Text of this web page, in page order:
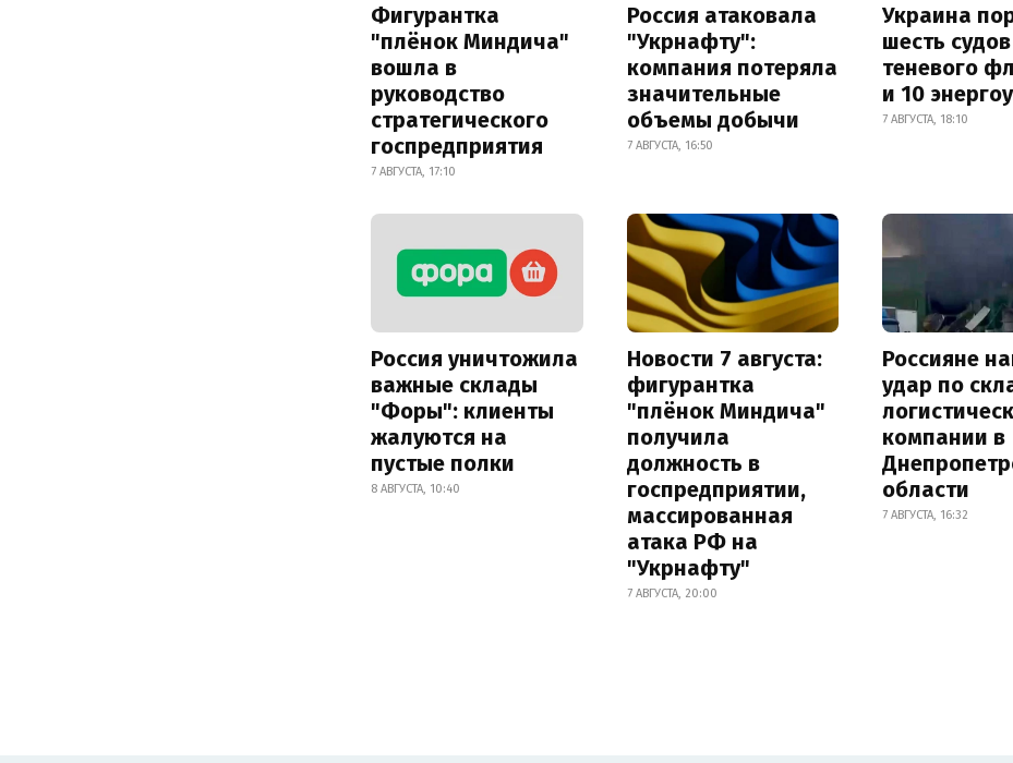
Фигурантка
"плёнок Миндича"
вошла в
руководство
стратегического
госпредприятия
7 АВГУСТА, 17:10
Россия атаковала
"Укрнафту":
компания потеряла
значительные
объемы добычи
7 АВГУСТА, 16:50
Украина
шесть судов
теневого
и 10
7 АВГУСТА, 18:10
Россия уничтожила
важные склады
"Форы": клиенты
жалуются на
пустые полки
8 АВГУСТА, 10:40
Новости 7 августа:
фигурантка
"плёнок Миндича"
получила
должность в
госпредприятии,
массированная
атака РФ на
"Укрнафту"
7 АВГУСТА, 20:00
Россияне
удар по
компании в
области
7 АВГУСТА, 16:32